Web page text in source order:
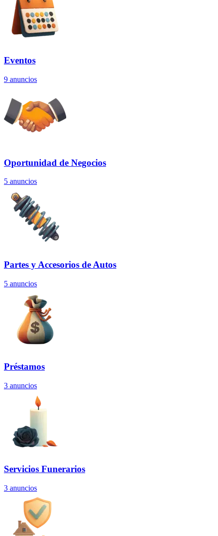
Eventos
9 anuncios
Oportunidad de Negocios
5 anuncios
Partes y Accesorios de Autos
5 anuncios
Préstamos
3 anuncios
Servicios Funerarios
3 anuncios